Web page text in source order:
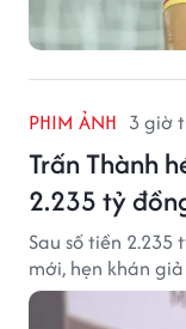
PHIM ẢNH 3 giờ
Trấn Thành
2.235 tỷ
Sau số tiền
mới, hẹn khán